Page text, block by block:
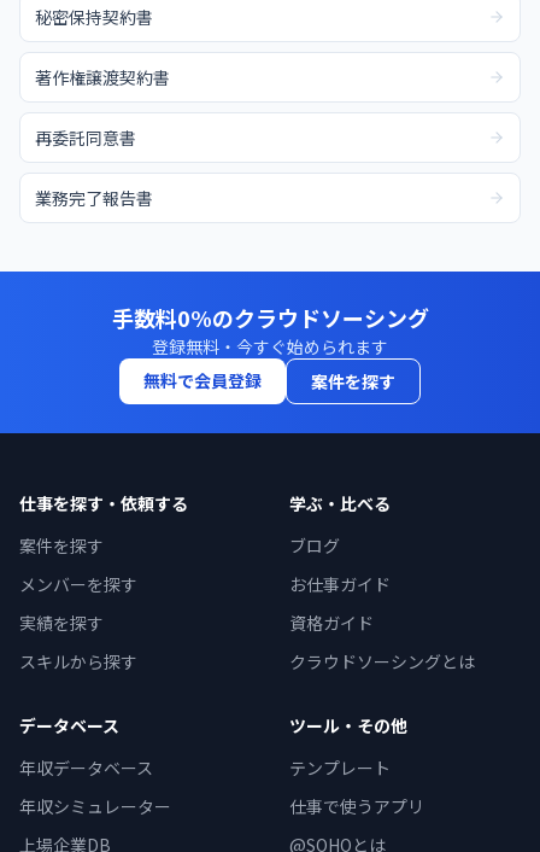
秘密保持契約書
著作権譲渡契約書
再委託同意書
業務完了報告書
手数料0%のクラウドソーシング
登録無料・今すぐ始められます
無料で会員登録
案件を探す
仕事を探す・依頼する
案件を探す
メンバーを探す
実績を探す
スキルから探す
学ぶ・比べる
ブログ
お仕事ガイド
資格ガイド
クラウドソーシングとは
データベース
年収データベース
年収シミュレーター
上場企業DB
ツール・その他
テンプレート
仕事で使うアプリ
@SOHOとは